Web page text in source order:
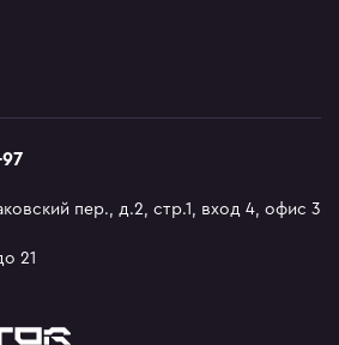
пер., д.2, стр.1, вход 4, офис 3
21